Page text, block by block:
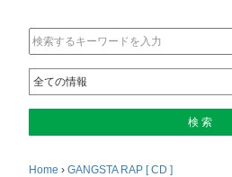
Home ›GANGSTA RAP [ CD ]